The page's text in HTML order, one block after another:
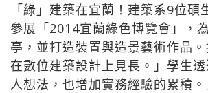
「綠」建築在宜蘭！建築系9位
參展「2014宜蘭綠色博覽會」，
亭，並打造裝置與造景藝術作品
在數位建築設計上見長。」學生
人想法，也增加實務經驗的累積